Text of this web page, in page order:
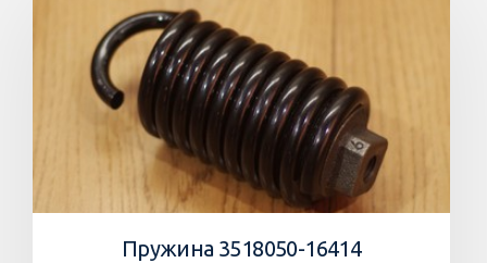
Пружина 3518050-16414